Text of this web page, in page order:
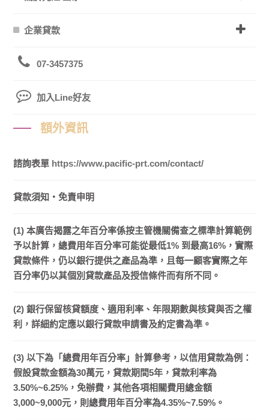
企業貸款
07-3457375
加入Line好友
額外資訊
諮詢表單 https://www.pacific-prt.com/contact/
貸款須知・免責申明
(1) 本廣告揭露之年百分率係按主管機關備查之標準計算範例
予以計算，總費用年百分率可能從最低1% 到最高16%，實際
貸款條件，仍以銀行提供之產品為準，且每一顧客實際之年
百分率仍以其個別貸款產品及授信條件而有所不同。
(2) 銀行保留核貸額度、適用利率、年限期數與核貸與否之權
利，詳細約定應以銀行貸款申請書及約定書為準。
(3) 以下為「總費用年百分率」計算參考，以信用貸款為例：
假設貸款金額為30萬元，貸款期間5年，貸款利率為
3.50%~6.25%，免辦費，其他各項相關費用總金額
3,000~9,000元，則總費用年百分率為4.35%~7.59%。